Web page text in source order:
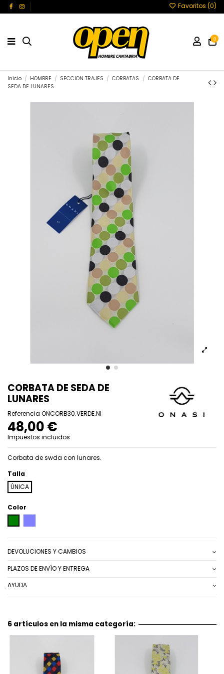
Favoritos (0)
0
Inicio HOMBRE SECCION TRAJES CORBATAS
CORBATA DE
SEDA DE LUNARES
CORBATA DE SEDA DE
LUNARES
Referencia ONCORB30.VERDE.NI
48,00 €
Impuestos incluidos
Corbata de swda con lunares.
Talla
ÚNICA
Color
DEVOLUCIONES Y CAMBIOS
PLAZOS DE ENVÍO Y ENTREGA
AYUDA
6 artículos en la misma categoría: